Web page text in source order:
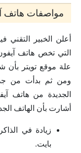
مواصفات هاتف آيفون 15
أعلن الخبير
ومن ثم بدأت من
أشارت بأن الهاتف
بايت.